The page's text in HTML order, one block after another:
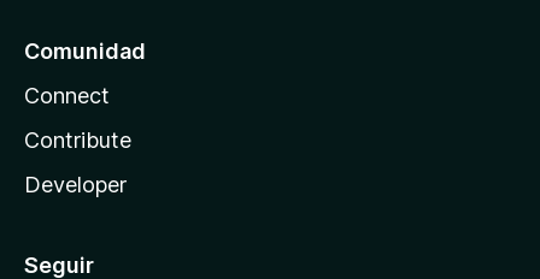
Comunidad
Connect
Contribute
Developer
Seguir